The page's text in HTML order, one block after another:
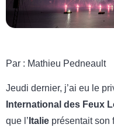
Par : Mathieu Pedneault
Jeudi dernier, j’ai eu le
International des Feux
que l’ Italie présentait son